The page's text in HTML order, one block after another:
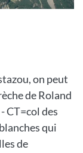
on peut
de Roland
CT=col des
qui
de